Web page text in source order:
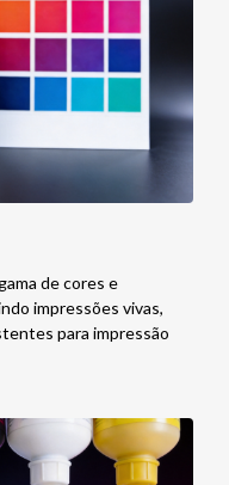
de cores e
impressões vivas,
para impressão